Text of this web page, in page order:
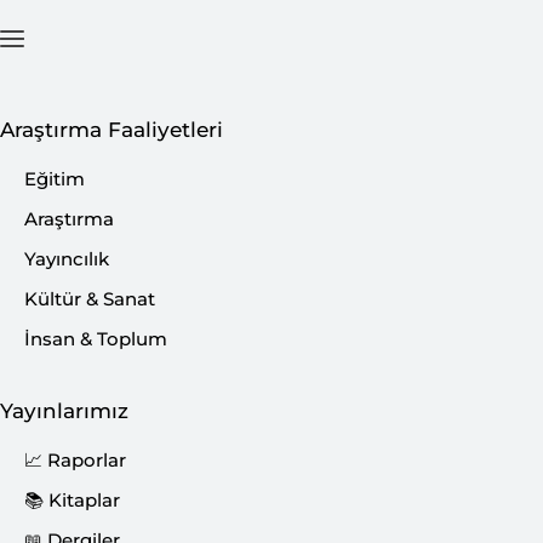
Araştırma Faaliyetleri
Eğitim
Araştırma
Yayıncılık
Kültür & Sanat
İnsan & Toplum
Yayınlarımız
📈 Raporlar
📚 Kitaplar